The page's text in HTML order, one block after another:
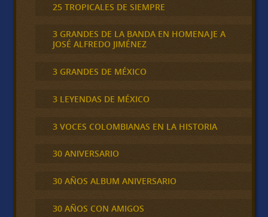
25 TROPICALES DE SIEMPRE
3 GRANDES DE LA BANDA EN HOMENAJE A
JOSÉ ALFREDO JIMÉNEZ
3 GRANDES DE MÉXICO
3 LEYENDAS DE MÉXICO
3 VOCES COLOMBIANAS EN LA HISTORIA
30 ANIVERSARIO
30 AÑOS ALBUM ANIVERSARIO
30 AÑOS CON AMIGOS